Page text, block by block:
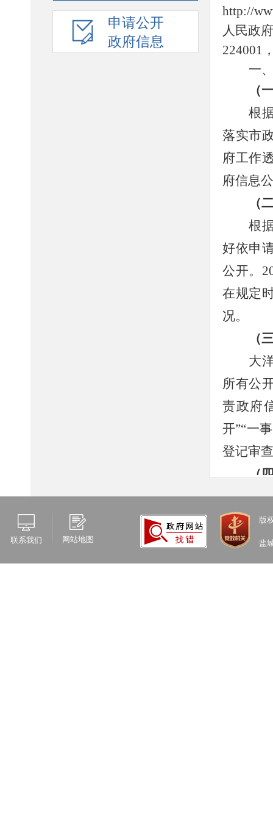
申请公开
政府信息
http://
人民政
224001
一
（
根
落实市
府工作
府信息
（
根
好依申
公开。
在规定
况。
（
大
所有公
责政府
开”“一
登记审
（
一
站，强
发布重
作，按
联系我们 网站地图
版
盐